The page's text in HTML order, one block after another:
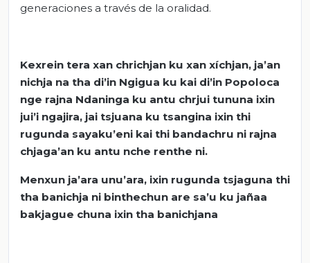
generaciones a través de la oralidad.
Kexrein tera xan chrichjan ku xan xíchjan, ja’an
nichja na tha di’in Ngigua ku kai di’in Popoloca
nge rajna Ndaninga ku antu chrjui tununa ixin
jui’i ngajira, jai tsjuana ku tsangina ixin thi
rugunda sayaku’eni kai thi bandachru ni rajna
chjaga’an ku antu nche renthe ni.
Menxun ja’ara unu’ara, ixin rugunda tsjaguna thi
tha banichja ni binthechun are sa’u ku jañaa
bakjague chuna ixin tha banichjana